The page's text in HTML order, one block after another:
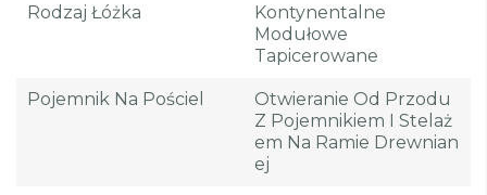
Rodzaj Łóżka
Kontynentalne
Modułowe
Tapicerowane
Pojemnik Na Pościel
Otwieranie Od Przodu
Z Pojemnikiem I Stelaż
Em Na Ramie Drewnian
Ej